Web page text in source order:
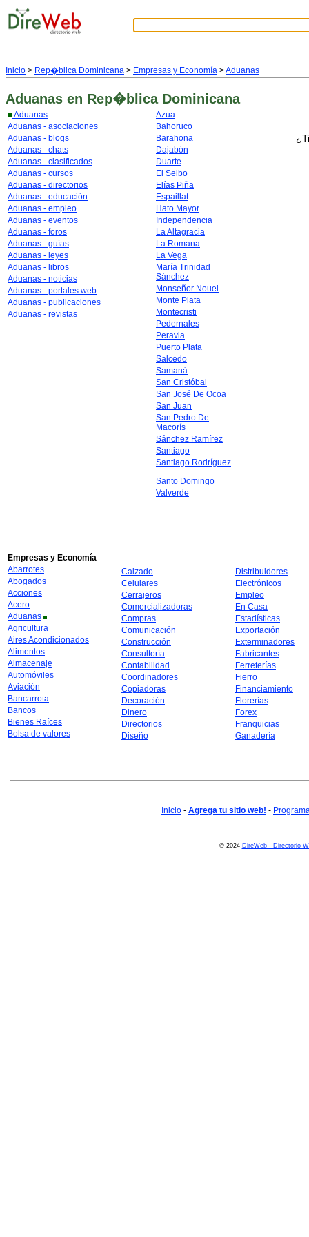
Inicio > Rep�blica Dominicana > Empresas y Economía >Aduanas
Aduanas en Rep�blica Dominicana
Aduanas
Aduanas - asociaciones
Aduanas - blogs
Aduanas - chats
Aduanas - clasificados
Aduanas - cursos
Aduanas - directorios
Aduanas - educación
Aduanas - empleo
Aduanas - eventos
Aduanas - foros
Aduanas - guías
Aduanas - leyes
Aduanas - libros
Aduanas - noticias
Aduanas - portales web
Aduanas - publicaciones
Aduanas - revistas
Azua
Bahoruco
Barahona
Dajabón
Duarte
El Seibo
Elías Piña
Espaillat
Hato Mayor
Independencia
La Altagracia
La Romana
La Vega
María Trinidad
Sánchez
Monseñor Nouel
Monte Plata
Montecristi
Pedernales
Peravia
Puerto Plata
Salcedo
Samaná
San Cristóbal
San José De Ocoa
San Juan
San Pedro De
Macorís
Sánchez Ramírez
Santiago
Santiago Rodríguez
Santo Domingo
Valverde
Empresas y Economía
Abarrotes
Abogados
Acciones
Acero
Aduanas
Agricultura
Aires Acondicionados
Alimentos
Almacenaje
Automóviles
Aviación
Bancarrota
Bancos
Bienes Raíces
Bolsa de valores
Calzado
Celulares
Cerrajeros
Comercializadoras
Compras
Comunicación
Construcción
Consultoría
Contabilidad
Coordinadores
Copiadoras
Decoración
Dinero
Directorios
Diseño
Distribuidores
Electrónicos
Empleo
En Casa
Estadísticas
Exportación
Exterminadores
Fabricantes
Ferreterías
Fierro
Financiamiento
Florerías
Forex
Franquicias
Ganadería
Inicio - Agrega tu sitio web! -
© 2024 DireWeb - Directorio